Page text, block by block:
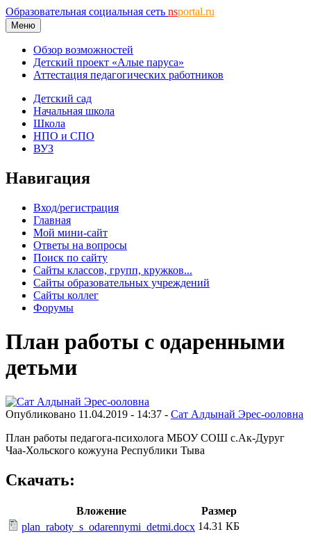
Образовательная социальная сеть nsportal.ru
Меню
Обзор возможностей
Детский проект «Алые паруса»
Аттестация педагогических работников
Детский сад
Начальная школа
Школа
НПО и СПО
ВУЗ
Навигация
Вход/регистрация
Главная
Мой мини-сайт
Ответы на вопросы
Поиск по сайту
Сайты классов, групп, кружков...
Сайты образовательных учреждений
Сайты коллег
Форумы
План работы с одаренными
детьми
Опубликовано 11.04.2019 - 14:37 - Сат Алдынай Эрес-ооловна
План работы педагога-психолога МБОУ СОШ с.Ак-Дуруг
Чаа-Хольского кожууна Республики Тыва
Скачать:
Вложение
Размер
plan_raboty_s_odarennymi_detmi.docx 14.31 КБ